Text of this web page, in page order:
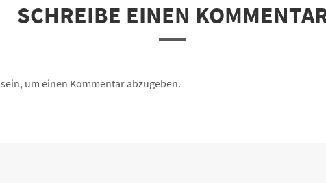
SCHREIBE EINEN
sein, um einen Kommentar abzugeben.